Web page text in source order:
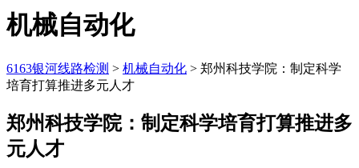
机械自动化
6163银河线路检测 > 机械自动化 > 郑州科技学院：制定科学
培育打算推进多元人才
郑州科技学院：制定科学培育打算推进多
元人才